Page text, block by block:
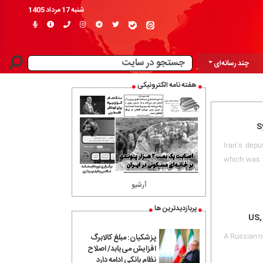
شنبه 17 مرداد 1405
چند رسانه‌ای
Iran’s
which was
A Russian
هفته نامه الکترونیکی
آرشیو
پربازدیدترین ها
پزشکیان: مبلغ کالابرگ
افزایش می‌یابد/ اصلاح
نظام بانکی ادامه دارد